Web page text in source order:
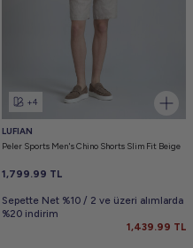
+4
LUFIAN
Peler Sports Men's Chino Shorts Slim Fit Beige
1,799.99 TL
Sepette Net %10 / 2 ve üzeri alımlarda
%20 indirim
1,439.99 TL